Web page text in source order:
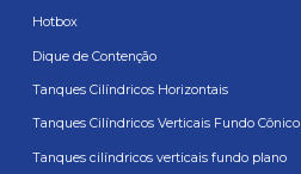
Hotbox
Dique de Contenção
Tanques Cilíndricos Horizontais
Tanques Cilíndricos Verticais Fundo Cônico
Tanques cilíndricos verticais fundo plano